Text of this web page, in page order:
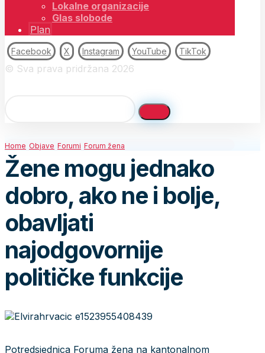
Lokalne organizacije
Glas slobode
Plan
Facebook X Instagram YouTube TikTok
© Sva prava pridržana 2026
Home Objave Forumi Forum žena
Žene mogu jednako
dobro, ako ne i bolje,
obavljati
najodgovornije
političke funkcije
Potredsjednica Foruma žena na kantonalnom